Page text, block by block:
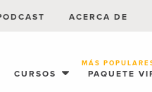
CURSOS PAQUETE
MÁS
ACERCA DE